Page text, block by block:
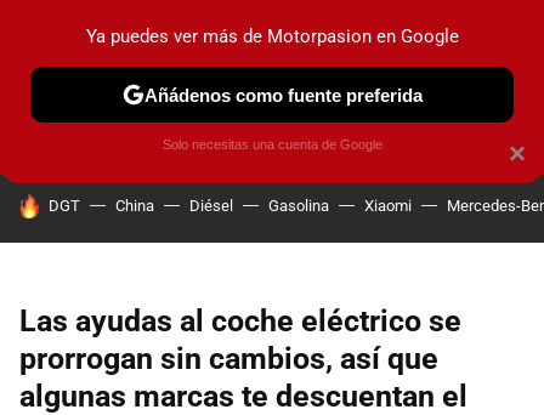
PRUEBAS COCHES ELÉCTRICOS OBSERVATORIO
HOY SE HABLA DE
DGT China Diésel Gasolina Xiaomi Mercedes-
Las ayudas al coche eléctrico se
prorrogan sin cambios, así que
algunas marcas te descuentan el
×
Ya puedes ver más de Motorpasion en Google
Añádenos como fuente preferida
Solo necesitas una cuenta de Google